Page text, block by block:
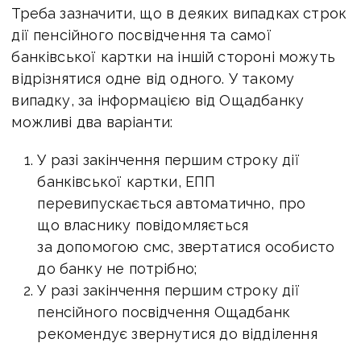
Треба зазначити, що в деяких випадках строк
дії пенсійного посвідчення та самої
банківської картки на іншій стороні можуть
відрізнятися одне від одного. У такому
випадку, за інформацією від Ощадбанку
можливі два варіанти:
У разі закінчення першим строку дії
банківської картки, ЕПП
перевипускається автоматично, про
що власнику повідомляється
за допомогою смс, звертатися особисто
до банку не потрібно;
У разі закінчення першим строку дії
пенсійного посвідчення Ощадбанк
рекомендує звернутися до відділення